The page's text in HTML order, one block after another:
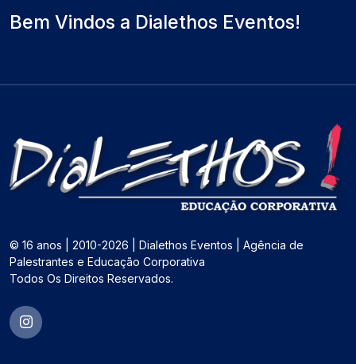
Bem Vindos a Dialethos Eventos!
© 16 anos | 2010-2026 | Dialethos Eventos | Agência de
Palestrantes e Educação Corporativa
Todos Os Direitos Reservados.